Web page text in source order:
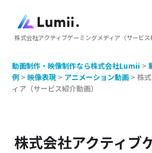
株式会社アクティブゲーミングメディア（サービス
動画制作・映像制作なら株式会社Lumii >
例 > 映像表現 > アニメーション動画 > 株
ィア（サービス紹介動画）
株式会社アクティブ